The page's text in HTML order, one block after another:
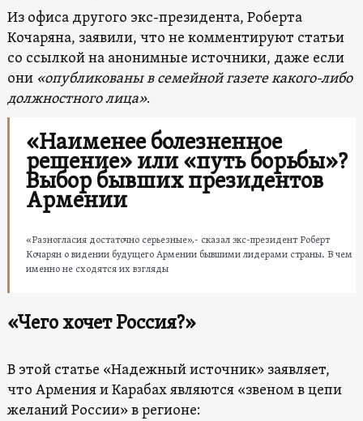
Из офиса другого экс-президента, Роберта
Кочаряна, заявили, что не комментируют статьи
со ссылкой на анонимные источники, даже если
они «опубликованы в семейной газете какого-либо
должностного лица».
«Наименее болезненное
решение» или «путь борьбы»?
Выбор бывших президентов
Армении
«Разногласия достаточно серьезные»,- сказал экс-президент Роберт
Кочарян о видении будущего Армении бывшими лидерами страны. В чем
именно не сходятся их взгляды
«Чего хочет Россия?»
В этой статье «Надежный источник» заявляет,
что Армения и Карабах являются «звеном в цепи
желаний России» в регионе: